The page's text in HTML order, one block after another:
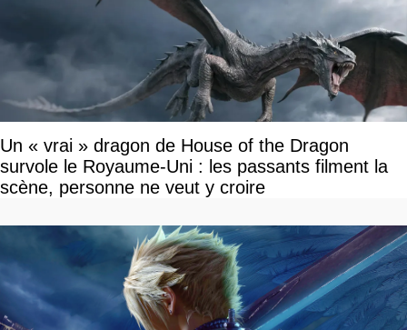
Un « vrai » dragon de House of the Dragon
survole le Royaume-Uni : les passants filment la
scène, personne ne veut y croire